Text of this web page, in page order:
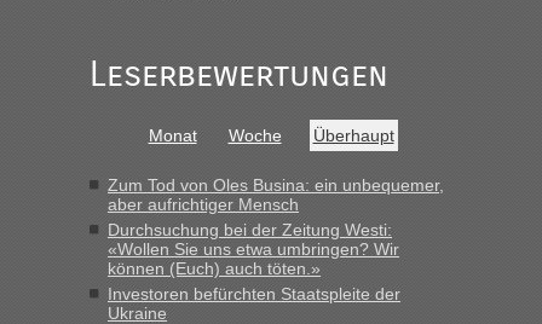
Leserbewertungen
Monat Woche Überhaupt
Zum Tod von Oles Busina: ein unbequemer,
aber aufrichtiger Mensch
Durchsuchung bei der Zeitung Westi:
«Wollen Sie uns etwa umbringen? Wir
können (Euch) auch töten.»
Investoren befürchten Staatspleite der
Ukraine